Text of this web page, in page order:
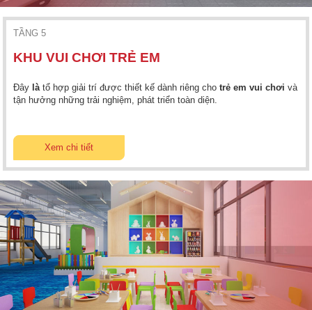
TẦNG 5
KHU VUI CHƠI TRẺ EM
Đây là tổ hợp giải trí được thiết kế dành riêng chotrẻ em vui chơi và
tận hưởng những trải nghiệm, phát triển toàn diện.
Xem chi tiết